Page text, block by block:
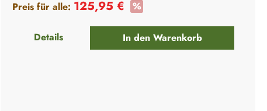
Preis für alle: 125,95 € %
Details In den Warenkorb